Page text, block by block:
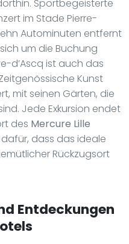
Sportbegeisterte
im Stade Pierre-
Autominuten entfernt
um die Buchung
d’Ascq ist auch das
Kunst
mit seinen Gärten, die
Jede Exkursion endet
des Mercure Lille
dafür, dass das ideale
Rückzugsort
Entdeckungen